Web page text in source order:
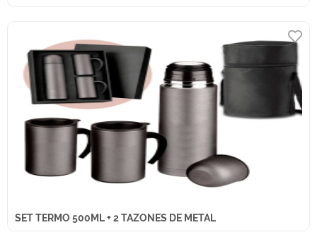
SET TERMO 500ML + 2 TAZONES DE METAL